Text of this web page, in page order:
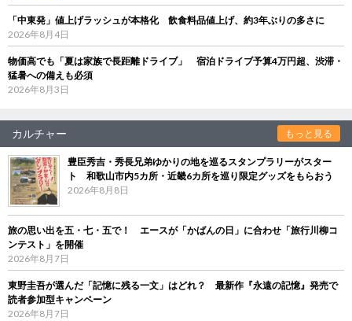
「中東発」値上げラッシュが本格化 飲食料品値上げ、約3年ぶりの多さに
2026年8月4日
物価高でも「夏は家族で長距離ドライブ」 宿泊ドライブ予算4万円超、渋滞・
猛暑への備えも必須
2026年8月3日
カルチャー もっと見る
豊臣秀吉・秀長兄弟ゆかりの地を巡るスタンプラリーがスター
ト 和歌山市内5カ所・近畿6カ所を巡り限定グッズをもらおう
2026年8月8日
旅の思い出を五・七・五で！ エースが「かばんの日」に合わせ「旅行川柳コ
ンテスト」を開催
2026年8月7日
東野圭吾が選んだ「記憶に残る一文」はどれ？ 最新作『永遠の記憶』発売で
読者参加型キャンペーン
2026年8月7日